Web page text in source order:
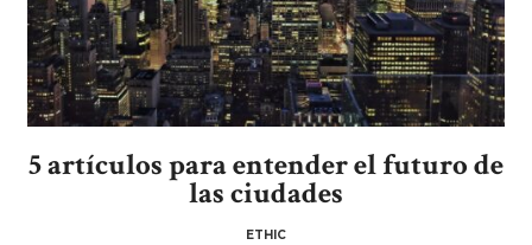
5 artículos para entender el futuro de
las ciudades
ETHIC